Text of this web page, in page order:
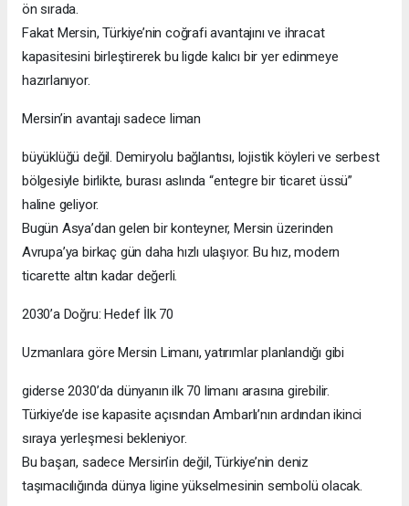
ön sırada.
Fakat Mersin, Türkiye’nin coğrafi avantajını ve ihracat
kapasitesini birleştirerek bu ligde kalıcı bir yer edinmeye
hazırlanıyor.
Mersin’in avantajı sadece liman
büyüklüğü değil. Demiryolu bağlantısı, lojistik köyleri ve serbest
bölgesiyle birlikte, burası aslında “entegre bir ticaret üssü”
haline geliyor.
Bugün Asya’dan gelen bir konteyner, Mersin üzerinden
Avrupa’ya birkaç gün daha hızlı ulaşıyor. Bu hız, modern
ticarette altın kadar değerli.
2030’a Doğru: Hedef İlk 70
Uzmanlara göre Mersin Limanı, yatırımlar planlandığı gibi
giderse 2030’da dünyanın ilk 70 limanı arasına girebilir.
Türkiye’de ise kapasite açısından Ambarlı’nın ardından ikinci
sıraya yerleşmesi bekleniyor.
Bu başarı, sadece Mersin’in değil, Türkiye’nin deniz
taşımacılığında dünya ligine yükselmesinin sembolü olacak.